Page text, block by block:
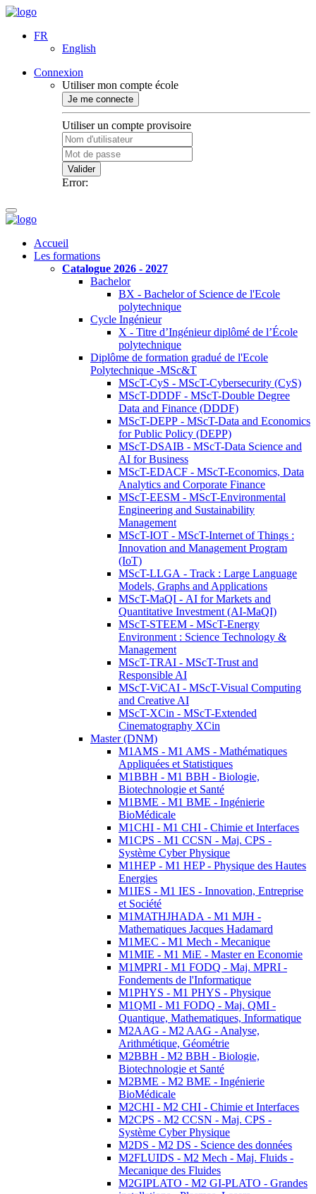
FR
English
Connexion
Utiliser mon compte école
Je me connecte
Utiliser un compte provisoire
Valider
Error:
Accueil
Les formations
Catalogue 2026 - 2027
Bachelor
BX - Bachelor of Science de l'Ecole
polytechnique
Cycle Ingénieur
X - Titre d’Ingénieur diplômé de l’École
polytechnique
Diplôme de formation gradué de l'Ecole
Polytechnique -MSc&T
MScT-CyS - MScT-Cybersecurity (CyS)
MScT-DDDF - MScT-Double Degree
Data and Finance (DDDF)
MScT-DEPP - MScT-Data and Economics
for Public Policy (DEPP)
MScT-DSAIB - MScT-Data Science and
AI for Business
MScT-EDACF - MScT-Economics, Data
Analytics and Corporate Finance
MScT-EESM - MScT-Environmental
Engineering and Sustainability
Management
MScT-IOT - MScT-Internet of Things :
Innovation and Management Program
(IoT)
MScT-LLGA - Track : Large Language
Models, Graphs and Applications
MScT-MaQI - AI for Markets and
Quantitative Investment (AI-MaQI)
MScT-STEEM - MScT-Energy
Environment : Science Technology &
Management
MScT-TRAI - MScT-Trust and
Responsible AI
MScT-ViCAI - MScT-Visual Computing
and Creative AI
MScT-XCin - MScT-Extended
Cinematography XCin
Master (DNM)
M1AMS - M1 AMS - Mathématiques
Appliquées et Statistiques
M1BBH - M1 BBH - Biologie,
Biotechnologie et Santé
M1BME - M1 BME - Ingénierie
BioMédicale
M1CHI - M1 CHI - Chimie et Interfaces
M1CPS - M1 CCSN - Maj. CPS -
Système Cyber Physique
M1HEP - M1 HEP - Physique des Hautes
Energies
M1IES - M1 IES - Innovation, Entreprise
et Société
M1MATHJHADA - M1 MJH -
Mathematiques Jacques Hadamard
M1MEC - M1 Mech - Mecanique
M1MIE - M1 MiE - Master en Economie
M1MPRI - M1 FODQ - Maj. MPRI -
Fondements de l'Informatique
M1PHYS - M1 PHYS - Physique
M1QMI - M1 FODQ - Maj. QMI -
Quantique, Mathematiques, Informatique
M2AAG - M2 AAG - Analyse,
Arithmétique, Géométrie
M2BBH - M2 BBH - Biologie,
Biotechnologie et Santé
M2BME - M2 BME - Ingénierie
BioMédicale
M2CHI - M2 CHI - Chimie et Interfaces
M2CPS - M2 CCSN - Maj. CPS -
Système Cyber Physique
M2DS - M2 DS - Science des données
M2FLUIDS - M2 Mech - Maj. Fluids -
Mecanique des Fluides
M2GIPLATO - M2 GI-PLATO - Grandes